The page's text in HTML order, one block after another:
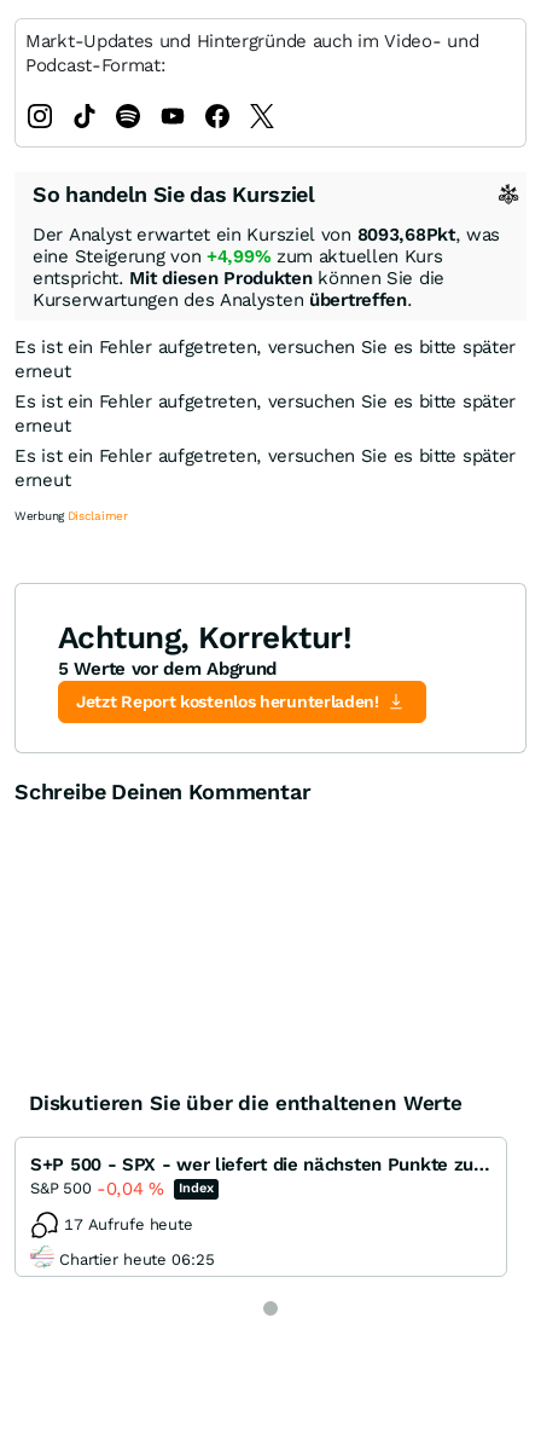
Markt-Updates und Hintergründe auch im Video- und
Podcast-Format:
So handeln Sie das Kursziel
Der Analyst erwartet ein Kursziel von 8093,68Pkt, was
eine Steigerung von +4,99% zum aktuellen Kurs
entspricht. Mit diesen Produktenkönnen Sie die
Kurserwartungen des Analysten übertreffen.
Es ist ein Fehler aufgetreten, versuchen Sie es bitte später
erneut
Es ist ein Fehler aufgetreten, versuchen Sie es bitte später
erneut
Es ist ein Fehler aufgetreten, versuchen Sie es bitte später
erneut
Knock-Out-Suche
Optionsschein-Suche
Zertifikate-Suche
Werbung Disclaimer
Achtung, Korrektur!
5 Werte vor dem Abgrund
Jetzt Report kostenlos herunterladen!
Schreibe Deinen Kommentar
Diskutieren Sie über die enthaltenen Werte
S+P 500 - SPX - wer liefert die nächsten Punkte zum ATH ?
S&P 500 -0,04% Index
17 Aufrufe heute
Chartier heute 06:25